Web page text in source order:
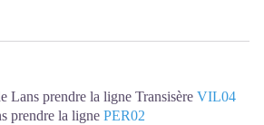
Lans prendre la ligne Transisère VIL04
prendre la ligne PER02